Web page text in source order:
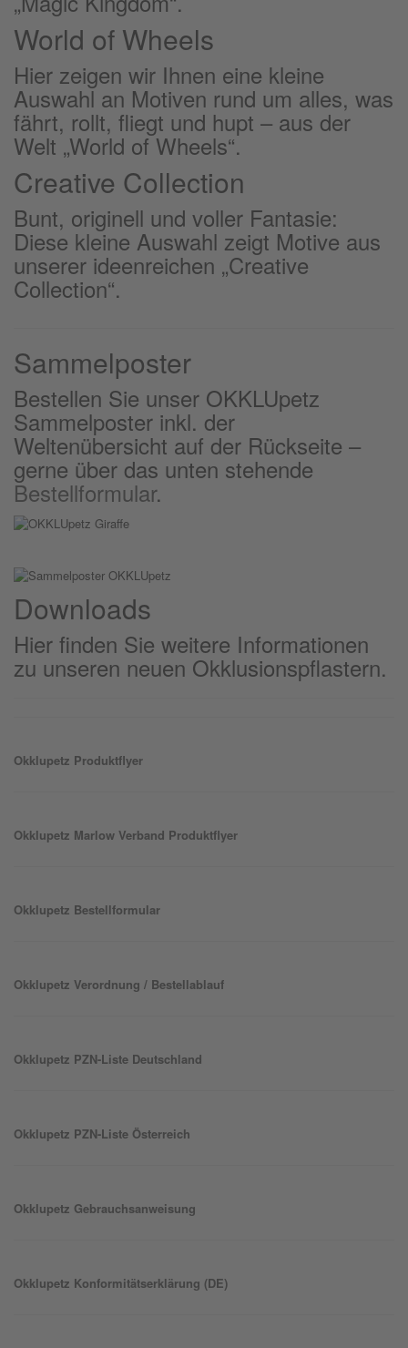
World of Wheels
Hier zeigen wir Ihnen eine kleine
Auswahl an Motiven rund um alles, was
fährt, rollt, fliegt und hupt – aus der
Welt „World of Wheels“.
Creative Collection
Bunt, originell und voller Fantasie:
Diese kleine Auswahl zeigt Motive aus
unserer ideenreichen „Creative
Collection“.
Sammelposter
Bestellen Sie unser OKKLUpetz
Sammelposter inkl. der
Weltenübersicht auf der Rückseite –
gerne über das unten stehende
Bestellformular.
Downloads
Hier finden Sie weitere Informationen
zu unseren neuen Okklusionspflastern.
Okklupetz Produktflyer
Okklupetz Marlow Verband Produktflyer
Okklupetz Bestellformular
Okklupetz Verordnung / Bestellablauf
Okklupetz PZN-Liste Deutschland
Okklupetz PZN-Liste Österreich
Okklupetz Gebrauchsanweisung
Okklupetz Konformitätserklärung (DE)